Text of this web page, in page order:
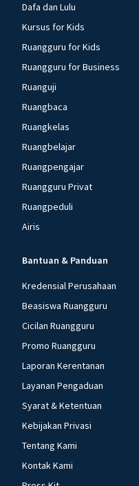
Dafa dan Lulu
Kursus for Kids
Ruangguru for Kids
Ruangguru for Business
Ruanguji
Ruangbaca
Ruangkelas
Ruangbelajar
Ruangpengajar
Ruangguru Privat
Ruangpeduli
Airis
Bantuan & Panduan
Kredensial Perusahaan
Beasiswa Ruangguru
Cicilan Ruangguru
Promo Ruangguru
Laporan Kerentanan
Layanan Pengaduan
Syarat & Ketentuan
Kebijakan Privasi
Tentang Kami
Kontak Kami